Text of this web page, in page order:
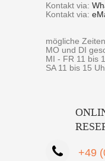
Kontakt via:
Kontakt via:
mögliche
MO und DI
MI - FR 11 bis
SA 11 bis 15
+49